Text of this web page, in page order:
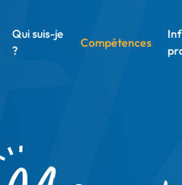
Qui suis-je
?
Compétences